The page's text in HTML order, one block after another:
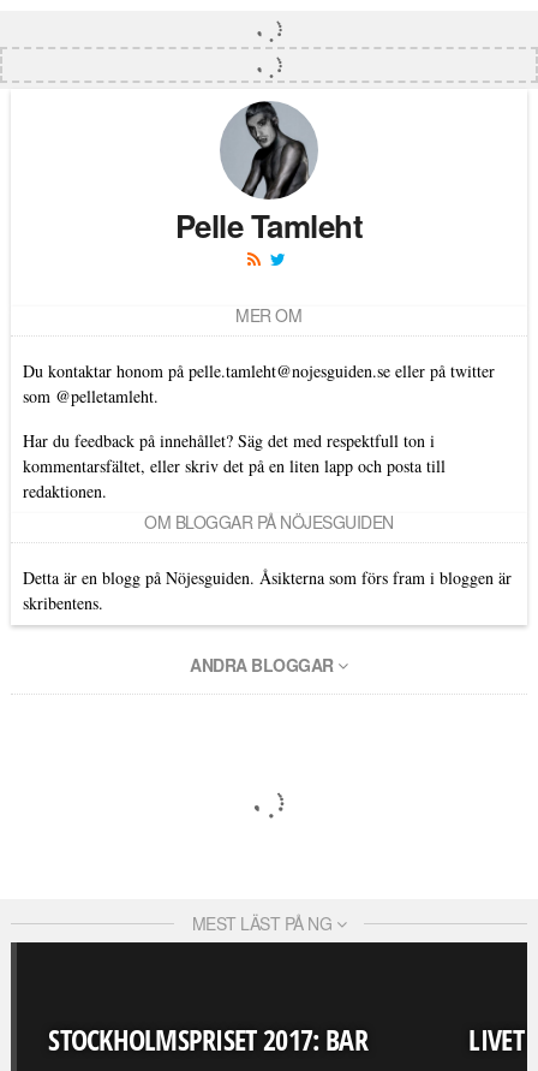
Pelle Tamleht
MER OM
Du kontaktar honom på pelle.tamleht@nojesguiden.seeller på twitter
som @pelletamleht.
Har du feedback på innehållet? Säg det med respektfull ton i
kommentarsfältet, eller skriv det på en liten lapp och posta till
redaktionen.
OM BLOGGAR PÅ NÖJESGUIDEN
Detta är en blogg på Nöjesguiden. Åsikterna som förs fram i bloggen är
skribentens.
ANDRA BLOGGAR
MEST LÄST PÅ NG
STOCKHOLMSPRISET 2017: BAR LIVET